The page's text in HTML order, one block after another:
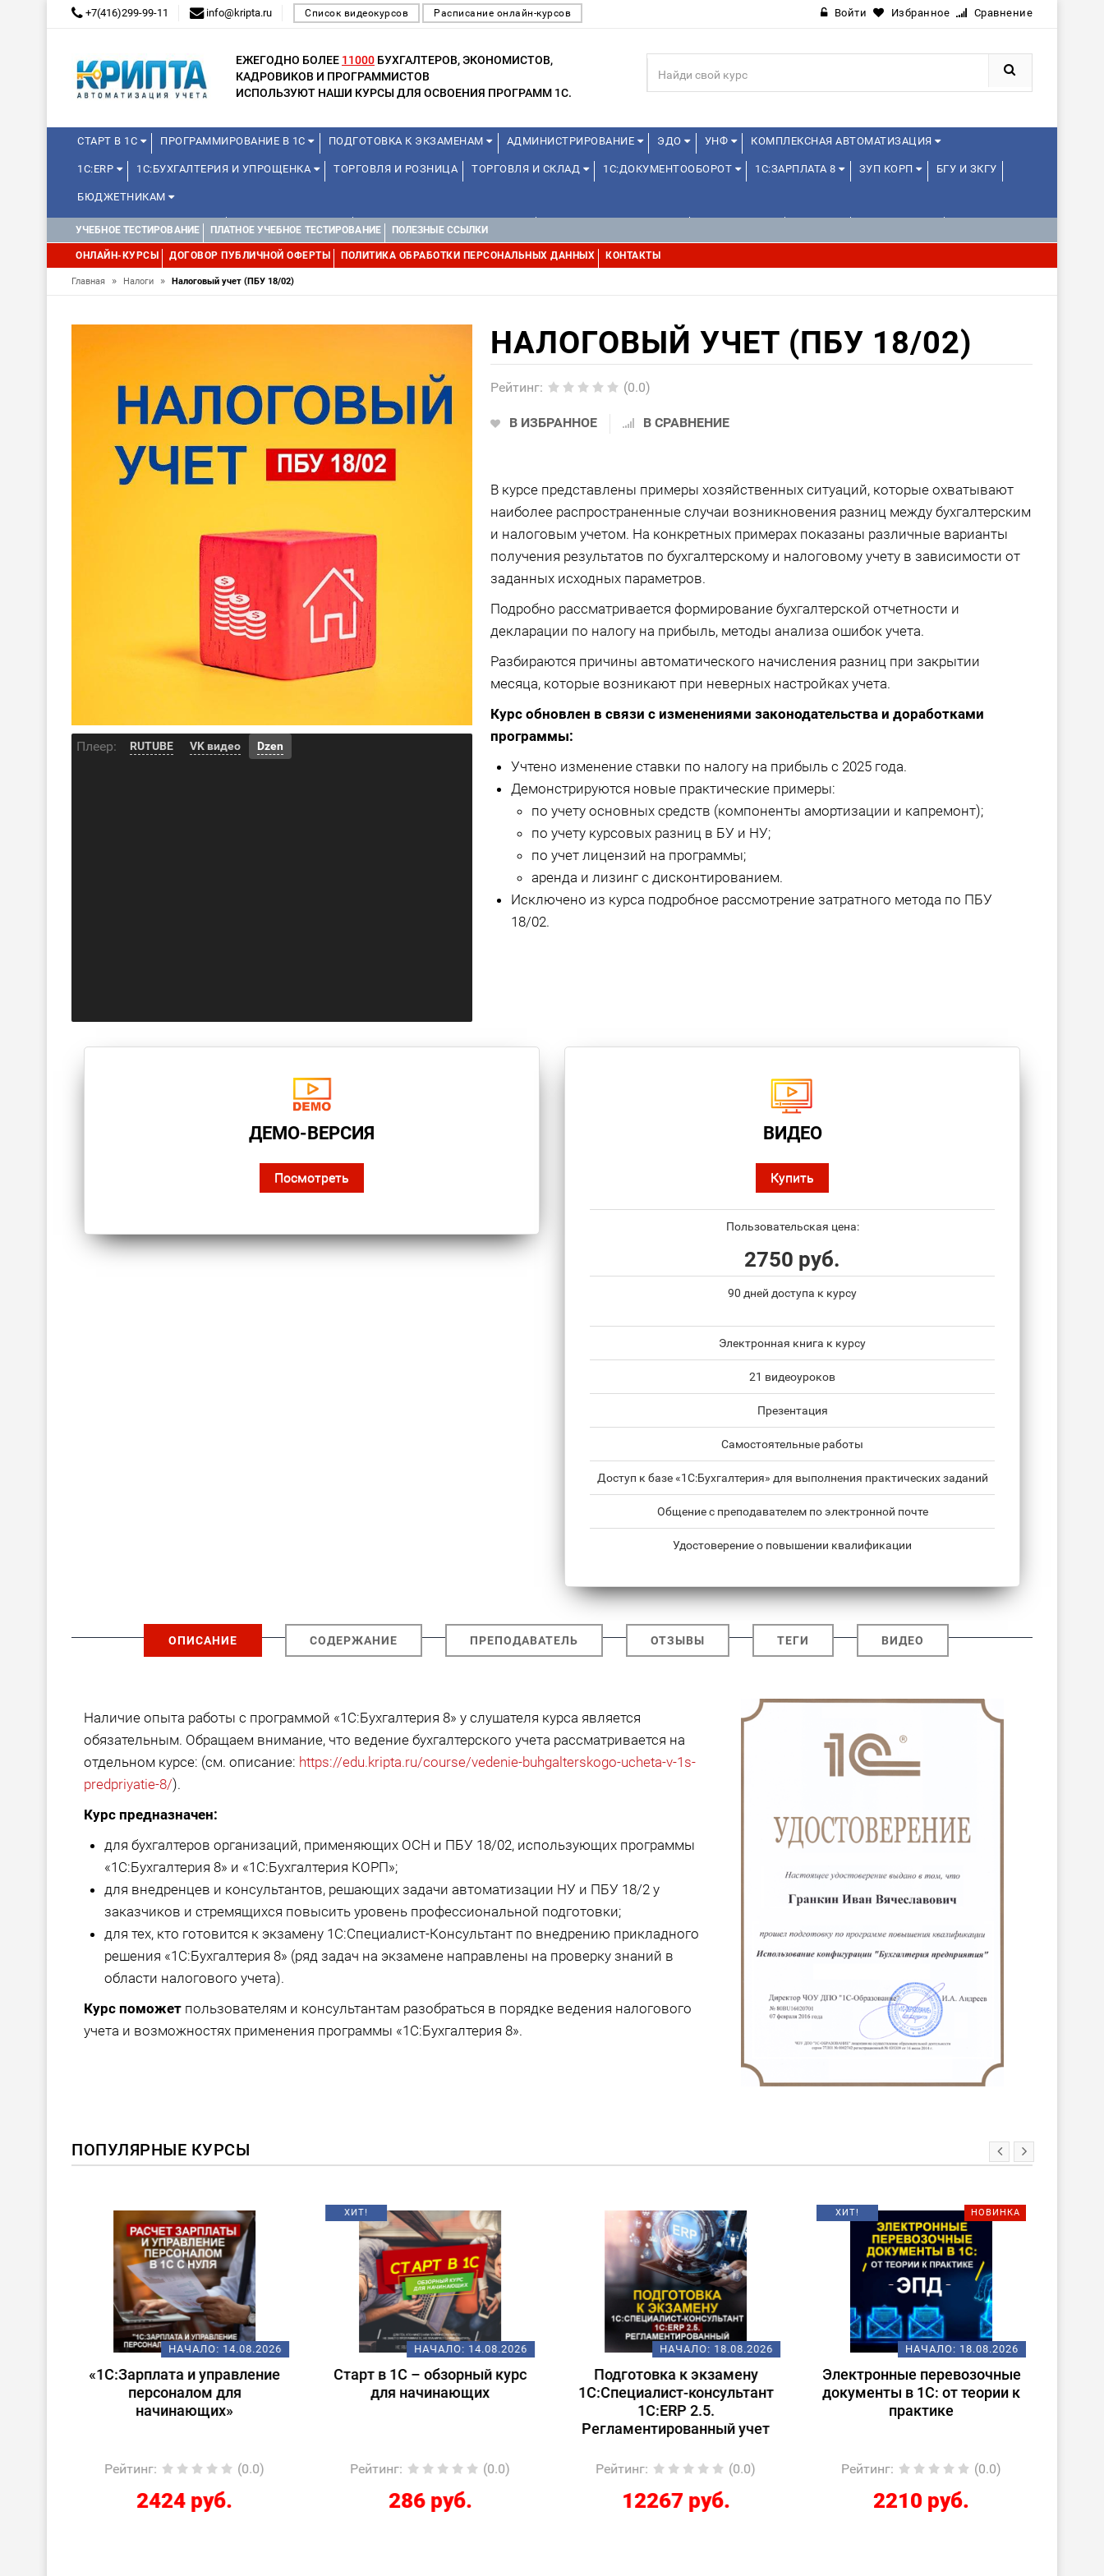
+7(416)299-99-11 info@kripta.ru Список видеокурсов Расписание онлайн-курсов Войти Избранное Сравнение
ЕЖЕГОДНО БОЛЕЕ 11000 БУХГАЛТЕРОВ, ЭКОНОМИСТОВ,
КАДРОВИКОВ И ПРОГРАММИСТОВ
ИСПОЛЬЗУЮТ НАШИ КУРСЫ ДЛЯ ОСВОЕНИЯ ПРОГРАММ 1С.
СТАРТ В 1С ПРОГРАММИРОВАНИЕ В 1С ПОДГОТОВКА К ЭКЗАМЕНАМ АДМИНИСТРИРОВАНИЕ ЭДО УНФ КОМПЛЕКСНАЯ АВТОМАТИЗАЦИЯ
1С:ERP 1С:БУХГАЛТЕРИЯ И УПРОЩЕНКА ТОРГОВЛЯ И РОЗНИЦА ТОРГОВЛЯ И СКЛАД 1С:ДОКУМЕНТООБОРОТ 1С:ЗАРПЛАТА 8 ЗУП КОРП БГУ И ЗКГУ
БЮДЖЕТНИКАМ
КУРСЫ ДЛЯ ШКОЛЬНИКОВ ДЛЯ ШКОЛЬНИКОВ 1С:УПРАВЛЕНИЕ ХОЛДИНГОМ
WEB, JAVA И ANDROID
УЧЕБНОЕ ТЕСТИРОВАНИЕ ПЛАТНОЕ УЧЕБНОЕ ТЕСТИРОВАНИЕ ПОЛЕЗНЫЕ ССЫЛКИ
ОНЛАЙН-КУРСЫ ДОГОВОР ПУБЛИЧНОЙ ОФЕРТЫ ПОЛИТИКА ОБРАБОТКИ ПЕРСОНАЛЬНЫХ ДАННЫХ КОНТАКТЫ
Главная » Налоги » Налоговый учет (ПБУ 18/02)
Плеер: RUTUBE VK видео Dzen
НАЛОГОВЫЙ УЧЕТ (ПБУ 18/02)
Рейтинг: (0.0)
В ИЗБРАННОЕ В СРАВНЕНИЕ
В курсе представлены примеры хозяйственных ситуаций, которые охватывают
наиболее распространенные случаи возникновения разниц между бухгалтерским
и налоговым учетом. На конкретных примерах показаны различные варианты
получения результатов по бухгалтерскому и налоговому учету в зависимости от
заданных исходных параметров.
Подробно рассматривается формирование бухгалтерской отчетности и
декларации по налогу на прибыль, методы анализа ошибок учета.
Разбираются причины автоматического начисления разниц при закрытии
месяца, которые возникают при неверных настройках учета.
Курс обновлен в связи с изменениями законодательства и доработками
программы:
Учтено изменение ставки по налогу на прибыль с 2025 года.
Демонстрируются новые практические примеры:
по учету основных средств (компоненты амортизации и капремонт);
по учету курсовых разниц в БУ и НУ;
по учет лицензий на программы;
аренда и лизинг с дисконтированием.
Исключено из курса подробное рассмотрение затратного метода по ПБУ
18/02.
ДЕМО-ВЕРСИЯ
Посмотреть
ВИДЕО
Купить
Пользовательская цена:
2750 руб.
90 дней доступа к курсу
Электронная книга к курсу
21 видеоуроков
Презентация
Самостоятельные работы
Доступ к базе «1С:Бухгалтерия» для выполнения практических заданий
Общение с преподавателем по электронной почте
Удостоверение о повышении квалификации
ОПИСАНИЕ СОДЕРЖАНИЕ ПРЕПОДАВАТЕЛЬ ОТЗЫВЫ ТЕГИ ВИДЕО
Наличие опыта работы с программой «1С:Бухгалтерия 8» у слушателя курса является
обязательным. Обращаем внимание, что ведение бухгалтерского учета рассматривается на
отдельном курсе: (см. описание: https://edu.kripta.ru/course/vedenie-buhgalterskogo-ucheta-v-1s-
predpriyatie-8/).
Курс предназначен:
для бухгалтеров организаций, применяющих ОСН и ПБУ 18/02, использующих программы
«1С:Бухгалтерия 8» и «1С:Бухгалтерия КОРП»;
для внедренцев и консультантов, решающих задачи автоматизации НУ и ПБУ 18/2 у
заказчиков и стремящихся повысить уровень профессиональной подготовки;
для тех, кто готовится к экзамену 1С:Специалист-Консультант по внедрению прикладного
решения «1С:Бухгалтерия 8» (ряд задач на экзамене направлены на проверку знаний в
области налогового учета).
Курс поможет пользователям и консультантам разобраться в порядке ведения налогового
учета и возможностях применения программы «1С:Бухгалтерия 8».
ПОПУЛЯРНЫЕ КУРСЫ
НАЧАЛО: 14.08.2026
«1С:Зарплата и управление
персоналом для
начинающих»
Рейтинг: (0.0)
2424 руб.
ХИТ!
НАЧАЛО: 14.08.2026
Старт в 1С – обзорный курс
для начинающих
Рейтинг: (0.0)
286 руб.
НАЧАЛО: 18.08.2026
Подготовка к экзамену
1С:Специалист-консультант
1С:ERP 2.5.
Регламентированный учет
Рейтинг: (0.0)
12267 руб.
НОВИНКА
ХИТ!
НАЧАЛО: 18.08.2026
Электронные перевозочные
документы в 1С: от теории к
практике
Рейтинг: (0.0)
2210 руб.